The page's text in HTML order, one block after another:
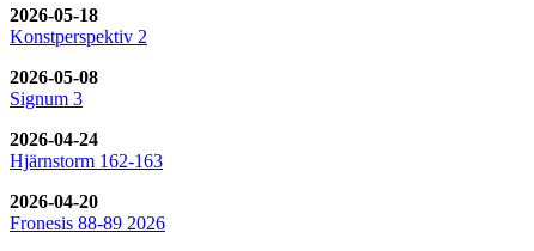
2026-05-18
Konstperspektiv 2
2026-05-08
Signum 3
2026-04-24
Hjärnstorm 162-163
2026-04-20
Fronesis 88-89 2026